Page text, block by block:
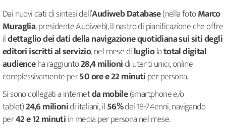
Dai nuovi dati di sintesi dell’Audiweb Database(nella fotoMarco
Muraglia, presidente Audiweb), il nastro di pianificazione che offre
ildettaglio dei dati della navigazione quotidiana sui siti degli
editori iscritti al servizio, nel mese dilugliolatotal digital
audienceha raggiunto28,4 milionidi utenti unici, online
complessivamente per50 ore e 22 minutiper persona.
Si sono collegati a internetda mobile(smartphone e/o
tablet)24,6 milionidi italiani, il56%dei 18-74enni, navigando
per42 e 12 minutiin media per persona nel mese.